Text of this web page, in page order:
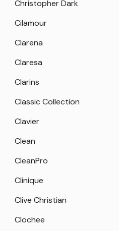
Christopher Dark
Cilamour
Clarena
Claresa
Clarins
Classic Collection
Clavier
Clean
CleanPro
Clinique
Clive Christian
Clochee